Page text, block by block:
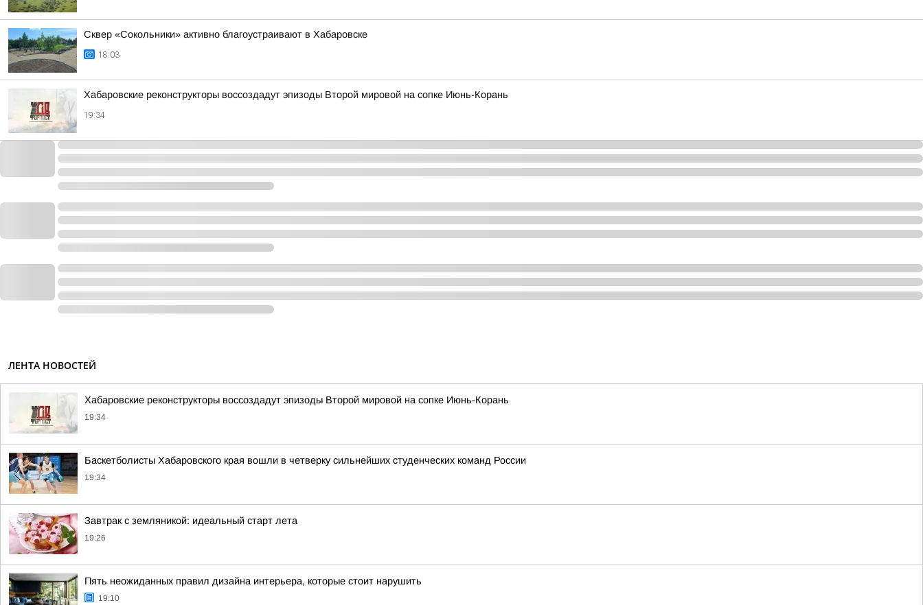
Сквер «Сокольники» активно благоустраивают в Хабаровске
18:03
Хабаровские реконструкторы воссоздадут эпизоды Второй мировой на сопке Июнь-Корань
19:34
ЛЕНТА НОВОСТЕЙ
Хабаровские реконструкторы воссоздадут эпизоды Второй мировой на сопке Июнь-Корань
19:34
Баскетболисты Хабаровского края вошли в четверку сильнейших студенческих команд России
19:34
Завтрак с земляникой: идеальный старт лета
19:26
Пять неожиданных правил дизайна интерьера, которые стоит нарушить
19:10